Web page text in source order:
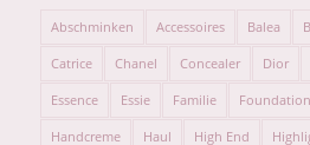
Abschminken Accessoires Balea
Catrice Chanel Concealer Dior
Essence Essie Familie Foundation
Handcreme Haul High End